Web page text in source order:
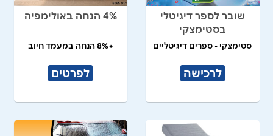
שובר לספר דיגיטלי
בסטימצקי
סטימצקי - ספרים דיגיטליים
לרכישה
4% הנחה באולימפיה
+8% הנחה במעמד חיוב
לפרטים